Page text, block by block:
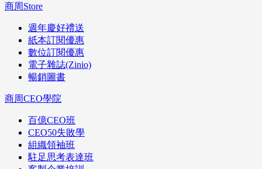
商周Store
週年慶好禮送
紙本訂閱優惠
數位訂閱優惠
電子雜誌(Zinio)
暢銷圖書
商周CEO學院
百億CEO班
CEO50失敗學
組織領袖班
駐足思考表達班